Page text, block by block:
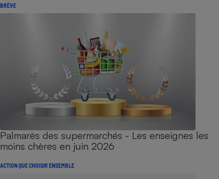
BRÈVE
Palmarès des supermarchés - Les enseignes les
moins chères en juin 2026
ACTION QUE CHOISIR ENSEMBLE